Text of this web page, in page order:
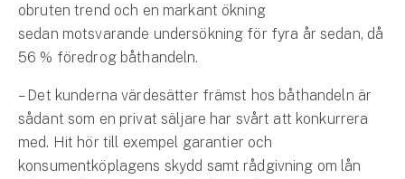
Villaförsäkring
Hyresrättsförsäkring
Fritidshusförsäkring
obruten trend och en markant ökning
sedan motsvarande undersökning för fyra år sedan, då
56 % föredrog båthandeln.
– Det kunderna värdesätter främst hos båthandeln är
sådant som en privat säljare har svårt att konkurrera
med. Hit hör till exempel garantier och
konsumentköplagens skydd samt rådgivning om lån